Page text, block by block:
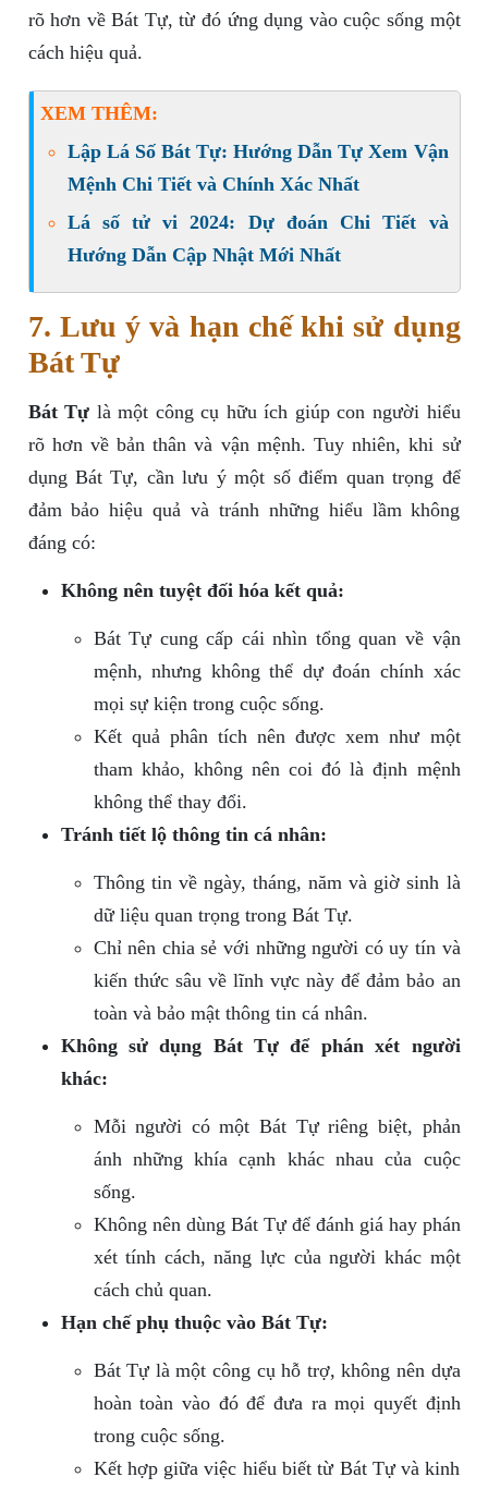
rõ hơn về Bát Tự, từ đó ứng dụng vào cuộc sống một
cách hiệu quả.
XEM THÊM:
Lập Lá Số Bát Tự: Hướng Dẫn Tự Xem Vận
Mệnh Chi Tiết và Chính Xác Nhất
Lá số tử vi 2024: Dự đoán Chi Tiết và
Hướng Dẫn Cập Nhật Mới Nhất
7. Lưu ý và hạn chế khi sử dụng
Bát Tự
Bát Tự là một công cụ hữu ích giúp con người hiểu
rõ hơn về bản thân và vận mệnh. Tuy nhiên, khi sử
dụng Bát Tự, cần lưu ý một số điểm quan trọng để
đảm bảo hiệu quả và tránh những hiểu lầm không
đáng có:
Không nên tuyệt đối hóa kết quả:
Bát Tự cung cấp cái nhìn tổng quan về vận
mệnh, nhưng không thể dự đoán chính xác
mọi sự kiện trong cuộc sống.
Kết quả phân tích nên được xem như một
tham khảo, không nên coi đó là định mệnh
không thể thay đổi.
Tránh tiết lộ thông tin cá nhân:
Thông tin về ngày, tháng, năm và giờ sinh là
dữ liệu quan trọng trong Bát Tự.
Chỉ nên chia sẻ với những người có uy tín và
kiến thức sâu về lĩnh vực này để đảm bảo an
toàn và bảo mật thông tin cá nhân.
Không sử dụng Bát Tự để phán xét người
khác:
Mỗi người có một Bát Tự riêng biệt, phản
ánh những khía cạnh khác nhau của cuộc
sống.
Không nên dùng Bát Tự để đánh giá hay phán
xét tính cách, năng lực của người khác một
cách chủ quan.
Hạn chế phụ thuộc vào Bát Tự:
Bát Tự là một công cụ hỗ trợ, không nên dựa
hoàn toàn vào đó để đưa ra mọi quyết định
trong cuộc sống.
Kết hợp giữa việc hiểu biết từ Bát Tự và kinh